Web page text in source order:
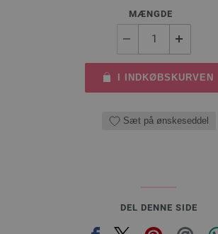
MÆNGDE
I INDKØBSKURVEN
Sæt på ønskeseddel
DEL DENNE SIDE